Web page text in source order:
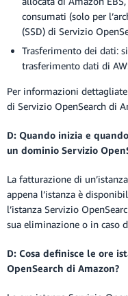
consumati (solo per
(SSD) di Servizio
Trasferimento dei dati:
trasferimento dati di
Per informazioni
di Servizio OpenSearch di
D: Quando inizia e
un dominio Servizio
La fatturazione di
appena l’istanza è
l’istanza Servizio
sua eliminazione o in caso
D: Cosa definisce le ore
OpenSearch di Amazon?